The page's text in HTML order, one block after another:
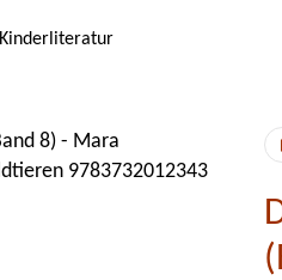
Kinderliteratur